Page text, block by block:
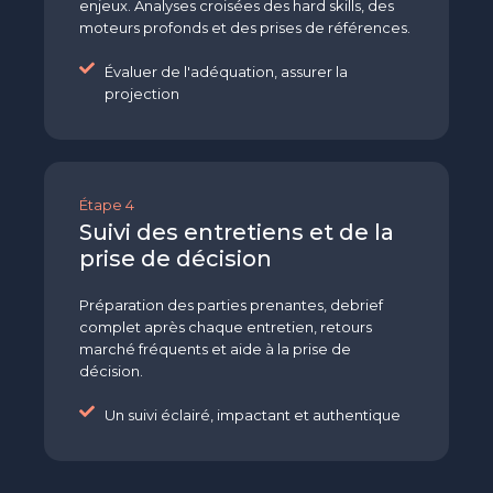
enjeux. Analyses croisées des hard skills, des
moteurs profonds et des prises de références.
Évaluer de l'adéquation, assurer la
projection
Étape 4
Suivi des entretiens et de la
prise de décision
Préparation des parties prenantes, debrief
complet après chaque entretien, retours
marché fréquents et aide à la prise de
décision.
Un suivi éclairé, impactant et authentique